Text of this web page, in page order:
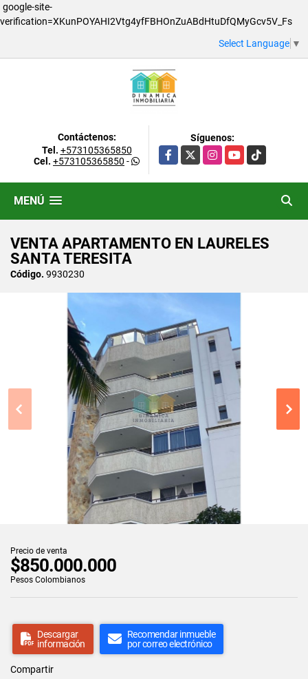
google-site-
verification=XKunPOYAHI2Vtg4yfFBHOnZuABdHtuDfQMyGcv5V_Fs
Select Language ▼
Contáctenos:
Tel. +573105365850
Cel. +573105365850 -
Síguenos:
Facebook
X InstagramYouTubeTikTok
MENÚ
VENTA APARTAMENTO EN LAURELES
SANTA TERESITA
Código. 9930230
Precio de venta
$850.000.000
Pesos Colombianos
Descargar
información
Recomendar inmueble
por correo electrónico
Compartir